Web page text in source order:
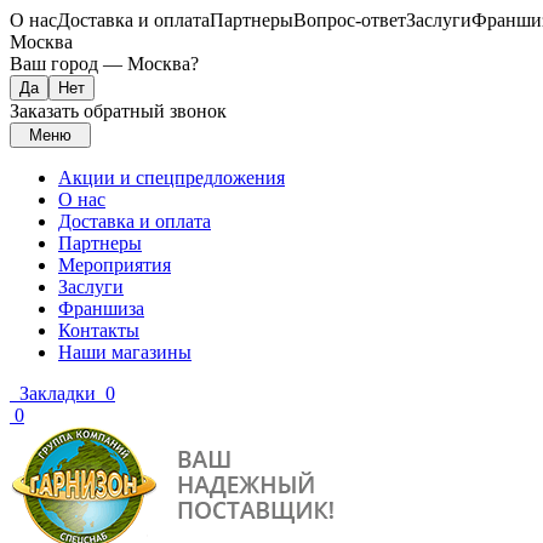
О насДоставка и оплатаПартнерыВопрос-ответЗаслуги
Москва
Ваш город — Москва?
Заказать обратный звонок
Меню
Акции и спецпредложения
О нас
Доставка и оплата
Партнеры
Мероприятия
Заслуги
Франшиза
Контакты
Наши магазины
Закладки 0
0